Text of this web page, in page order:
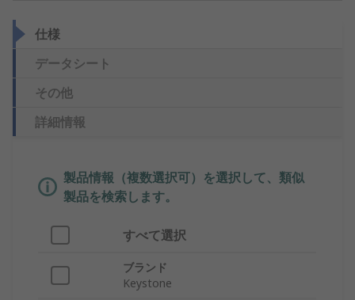
仕様
データシート
その他
詳細情報
製品情報（複数選択可）を選択して、類似
製品を検索します。
すべて選択
ブランド
Keystone